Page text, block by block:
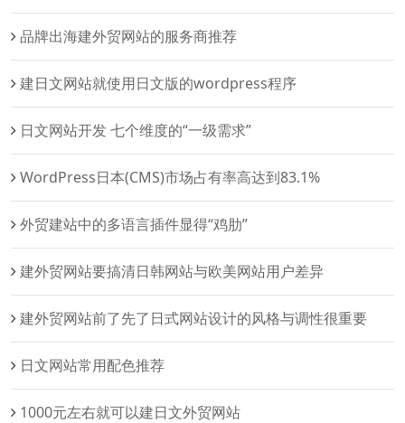
品牌出海建外贸网站的服务商推荐
建日文网站就使用日文版的wordpress程序
日文网站开发 七个维度的“一级需求”
WordPress日本(CMS)市场占有率高达到83.1%
外贸建站中的多语言插件显得“鸡肋”
建外贸网站要搞清日韩网站与欧美网站用户差异
建外贸网站前了先了日式网站设计的风格与调性很重要
日文网站常用配色推荐
1000元左右就可以建日文外贸网站